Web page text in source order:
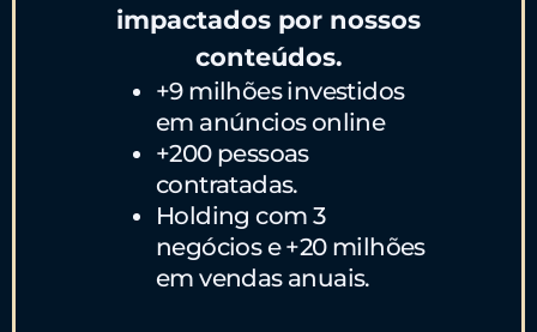
impactados por nossos
conteúdos.
+9 milhões investidos
em anúncios online
+200 pessoas
contratadas.
Holding com 3
negócios e +20 milhões
em vendas anuais.